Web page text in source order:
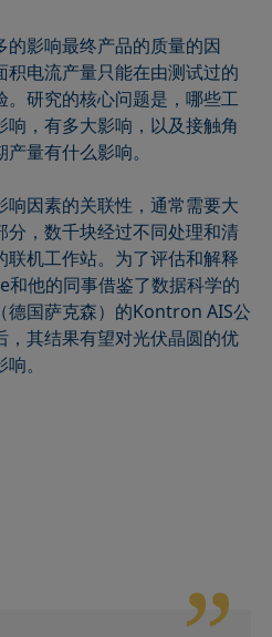
影响最终产品的质量的因
电流产量只能在由测试过的
研究的核心问题是，哪些工
，有多大影响，以及接触角
量有什么影响。
因素的关联性，通常需要大
，数千块经过不同处理和清
机工作站。为了评估和解释
他的同事借鉴了数据科学的
德国萨克森）的Kontron AIS公
其结果有望对光伏晶圆的优
。